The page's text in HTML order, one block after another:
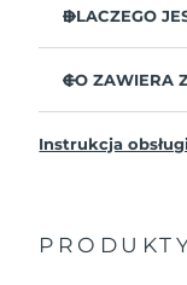
DLACZEGO
Usuń
jaśniejszej,
Ultramiękkie
CO ZAWIERA
Kabel ładujący
Ogólna
Instrukcja obsługi